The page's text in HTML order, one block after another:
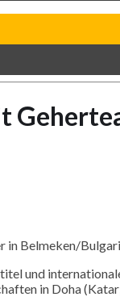
in Belmeken/
und
in Doha(Katar